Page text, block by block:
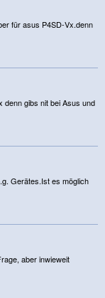
für asus P4SD-Vx.denn
denn gibs nit bei Asus und
Gerätes.Ist es möglich
aber inwieweit